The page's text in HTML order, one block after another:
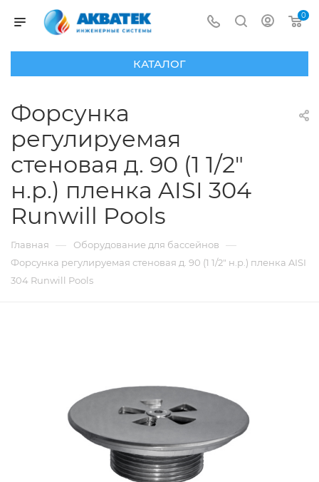
0
КАТАЛОГ
Форсунка
регулируемая
стеновая д. 90 (1 1/2"
н.р.) пленка AISI 304
Runwill Pools
Главная — Оборудование для бассейнов —
Форсунка регулируемая стеновая д. 90 (1 1/2" н.р.) пленка AISI
304 Runwill Pools